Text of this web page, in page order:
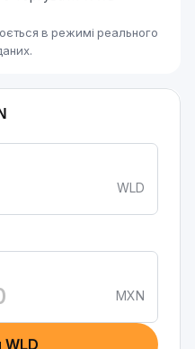
в режимі реального
WLD
MXN
WLD